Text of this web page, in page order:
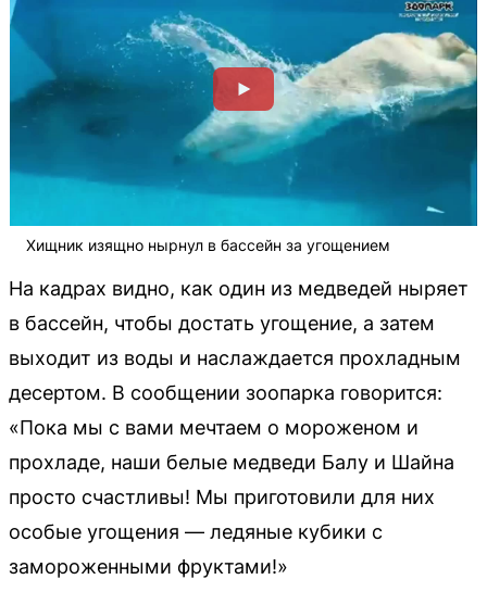
Хищник изящно нырнул в бассейн за угощением
На кадрах видно, как один из медведей ныряет
в бассейн, чтобы достать угощение, а затем
выходит из воды и наслаждается прохладным
десертом. В сообщении зоопарка говорится:
«Пока мы с вами мечтаем о мороженом и
прохладе, наши белые медведи Балу и Шайна
просто счастливы! Мы приготовили для них
особые угощения — ледяные кубики с
замороженными фруктами!»